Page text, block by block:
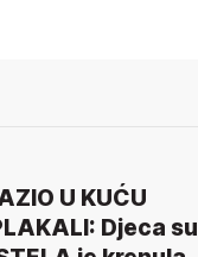
U KUĆU
Djeca su